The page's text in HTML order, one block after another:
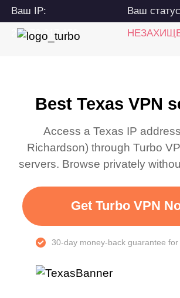
Ваш IP:
216.73.217.150
Ваш
Best Texas VPN
Access a Texas IP
Richardson) through Turbo
servers. Browse privately
Get Turbo VPN
30-day money-back guarantee